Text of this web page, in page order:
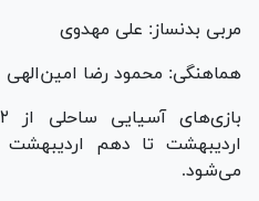
مربی بدنساز: علی مهدوی
هماهنگی: محمود رضا امین‌الهی
می‌شود.